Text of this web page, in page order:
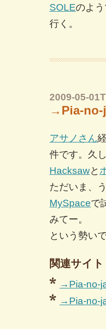
SOLEのよ
行く。
2009-05-
→Pia-no-
アサノさん
件です。久
Hacksawと
ただいま、
MySpaceで
みてー。
という勢い
関連サイト
→Pia-no-
→Pia-no-